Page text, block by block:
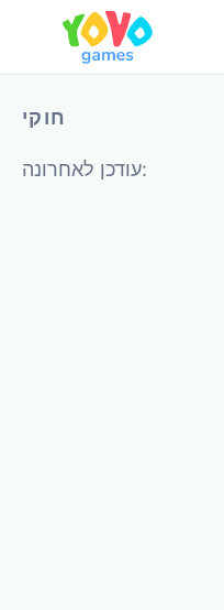
חוקי
עודכן לאחרונה: